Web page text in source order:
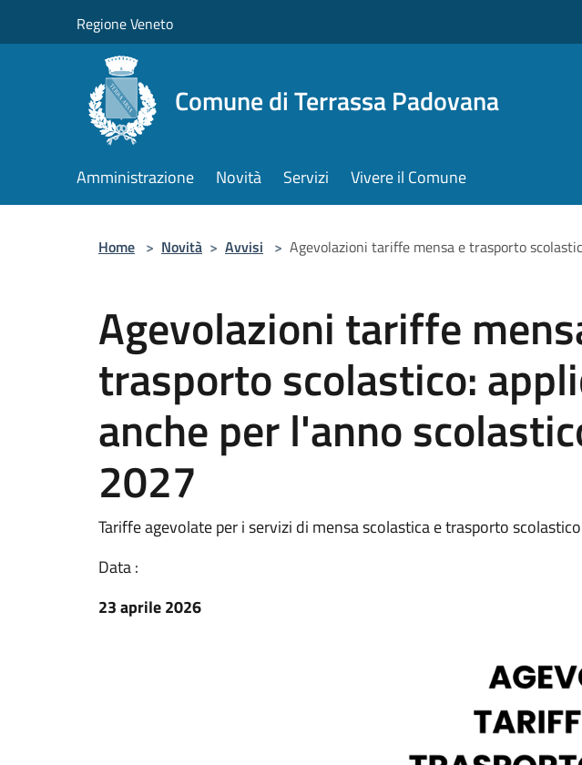
Regione Veneto
Comune di Terrassa Padovana
Amministrazione Novità Servizi Vivere il Comune
Home > Novità > Avvisi > Agevolazioni tariffe mensa e trasporto
Agevolazioni tariffe
trasporto scolastico:
anche per l'anno
2027
Tariffe agevolate per i servizi di mensa scolastica e trasporto scolastico
Data :
23 aprile 2026